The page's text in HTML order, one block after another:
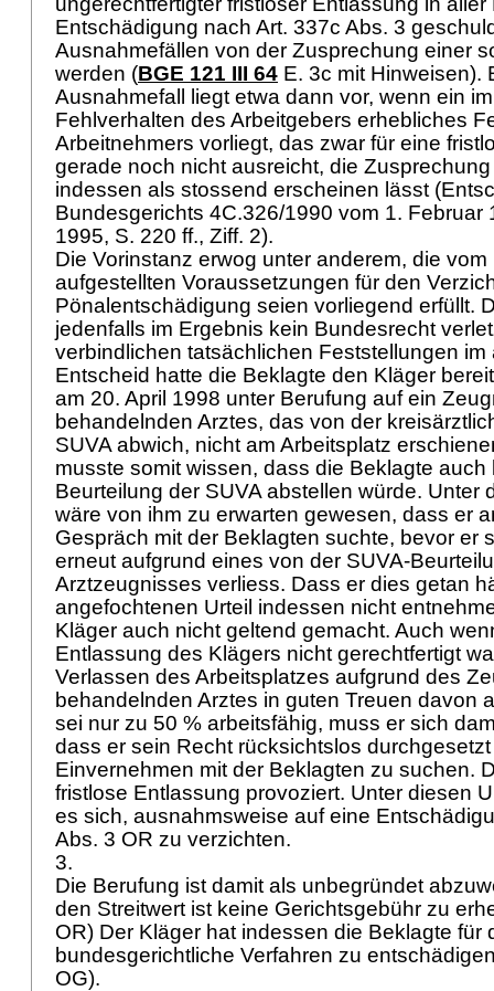
Entschädigung nach Art. 337c Abs. 3
Ausnahmefällen von der Zusprechung einer
werden (BGE 121 III 64 E. 3c mit Hinweisen).
Ausnahmefall liegt etwa dann vor, wenn ein
Fehlverhalten des Arbeitgebers erhebliches
Arbeitnehmers vorliegt, das zwar für eine
gerade noch nicht ausreicht, die
indessen als stossend erscheinen lässt
Bundesgerichts 4C.326/1990 vom 1. Februar
1995, S. 220 ff., Ziff. 2).
Die Vorinstanz erwog unter anderem, die
aufgestellten Voraussetzungen für den
Pönalentschädigung seien vorliegend erfüllt.
jedenfalls im Ergebnis kein Bundesrecht
verbindlichen tatsächlichen Feststellungen
Entscheid hatte die Beklagte den Kläger
am 20. April 1998 unter Berufung auf ein
behandelnden Arztes, das von der
SUVA abwich, nicht am Arbeitsplatz
musste somit wissen, dass die Beklagte auch
Beurteilung der SUVA abstellen würde. Unter
wäre von ihm zu erwarten gewesen, dass er
Gespräch mit der Beklagten suchte, bevor er
erneut aufgrund eines von der SUVA-
Arztzeugnisses verliess. Dass er dies getan
angefochtenen Urteil indessen nicht
Kläger auch nicht geltend gemacht. Auch
Entlassung des Klägers nicht gerechtfertigt
Verlassen des Arbeitsplatzes aufgrund des
behandelnden Arztes in guten Treuen davon
sei nur zu 50 % arbeitsfähig, muss er sich
dass er sein Recht rücksichtslos
Einvernehmen mit der Beklagten zu suchen.
fristlose Entlassung provoziert. Unter diesen
es sich, ausnahmsweise auf eine
Abs. 3 OR zu verzichten.
3.
Die Berufung ist damit als unbegründet
den Streitwert ist keine Gerichtsgebühr zu
OR) Der Kläger hat indessen die Beklagte für
bundesgerichtliche Verfahren zu
OG).